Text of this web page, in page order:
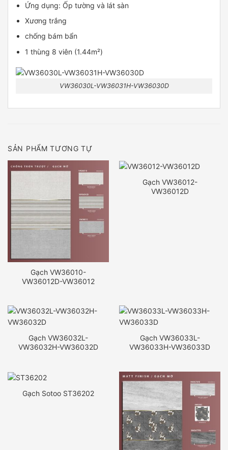
Ứng dụng: Ốp tường và lát sàn
Xương trắng
chống bám bẩn
1 thùng 8 viên (1.44m²)
VW36030L-VW36031H-VW36030D
SẢN PHẨM TƯƠNG TỰ
Gạch VW36010-
VW36012D-VW36012
Gạch VW36012-
VW36012D
Gạch VW36032L-
VW36032H-VW36032D
Gạch VW36033L-
VW36033H-VW36033D
Gạch Sotoo ST36202